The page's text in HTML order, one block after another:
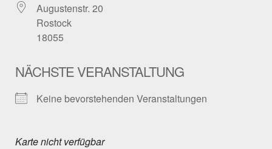
Augustenstr. 20
Rostock
18055
NÄCHSTE VERANSTALTUNG
Keine bevorstehenden Veranstaltungen
Karte nicht verfügbar